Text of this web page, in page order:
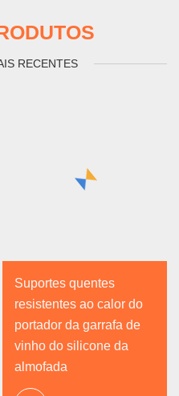
RECENTES
Suportes quentes
resistentes ao calor do
portador da garrafa de
vinho do silicone da
almofada